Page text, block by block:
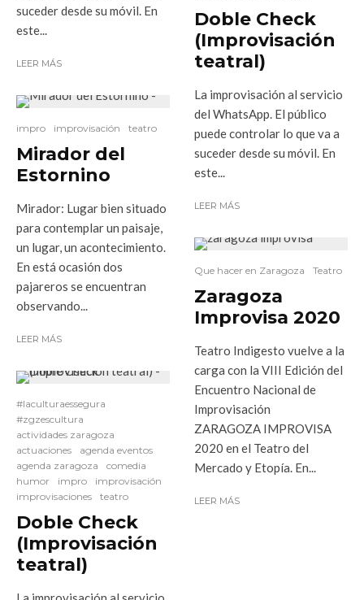
suceder desde su móvil. En
este...
LEER MÁS
impro improvisación teatro
Mirador del
Estornino
Mirador: Lugar bien situado
para contemplar un paisaje,
un lugar, un acontecimiento.
En está ocasión dos
pajareros se encuentran
observando...
LEER MÁS
#laculturaessegura
#zgzescultura
actividades zaragoza
actuaciones
agenda eventos
agenda zaragoza
comedia
humor
impro
improvisación
improvisaciones
teatro
Doble Check
(Improvisación
teatral)
Doble Check
(Improvisación
teatral)
La improvisación al servicio
del WhatsApp. El público
puede controlar lo que va a
suceder desde su móvil. En
este...
LEER MÁS
Que hacer en Zaragoza Teatro
Zaragoza
Improvisa 2020
Teatro Indigesto vuelve a la
carga con la VIII Edición del
Encuentro Nacional de
Improvisación
ZARAGOZA IMPROVISA
2020 en el Teatro del
Mercado y Etopía. En...
LEER MÁS